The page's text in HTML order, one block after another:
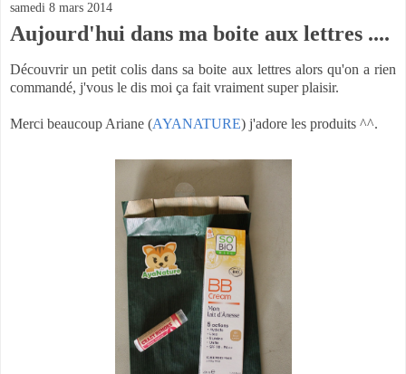
samedi 8 mars 2014
Aujourd'hui dans ma boite aux lettres ....
Découvrir un petit colis dans sa boite aux lettres alors qu'on a rien
commandé, j'vous le dis moi ça fait vraiment super plaisir.
Merci beaucoup Ariane (AYANATURE) j'adore les produits ^^.